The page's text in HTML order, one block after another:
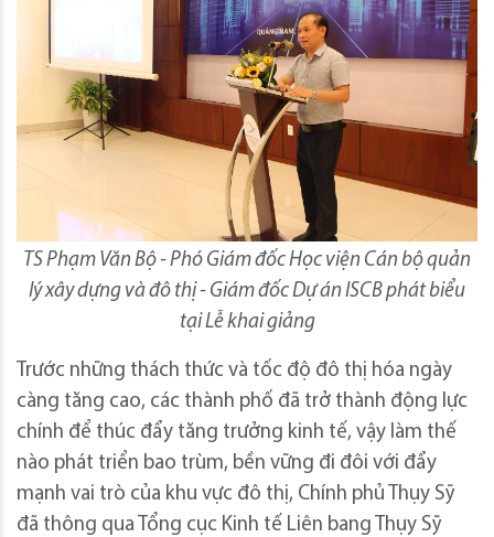
TS Phạm Văn Bộ - Phó Giám đốc Học viện Cán bộ quản
lý xây dựng và đô thị - Giám đốc Dự án ISCB phát biểu
tại Lễ khai giảng
Trước những thách thức và tốc độ đô thị hóa ngày
càng tăng cao, các thành phố đã trở thành động lực
chính để thúc đẩy tăng trưởng kinh tế, vậy làm thế
nào phát triển bao trùm, bền vững đi đôi với đẩy
mạnh vai trò của khu vực đô thị, Chính phủ Thụy Sỹ
đã thông qua Tổng cục Kinh tế Liên bang Thụy Sỹ